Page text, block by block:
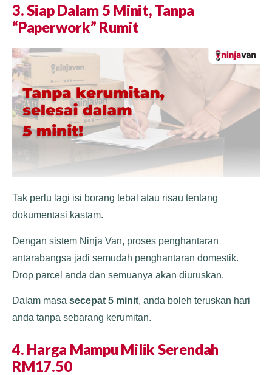
3. Siap Dalam 5 Minit, Tanpa
“Paperwork” Rumit
Tak perlu lagi isi borang tebal atau risau tentang
dokumentasi kastam.
Dengan sistem Ninja Van, proses penghantaran
antarabangsa jadi semudah penghantaran domestik.
Drop parcel anda dan semuanya akan diuruskan.
Dalam masa secepat 5 minit, anda boleh teruskan hari
anda tanpa sebarang kerumitan.
4. Harga Mampu Milik Serendah
RM17.50